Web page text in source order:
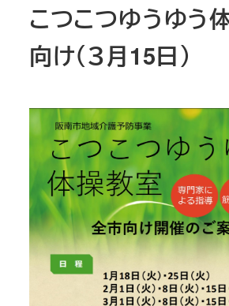
こつこつゆうゆう
向け（３月15日）